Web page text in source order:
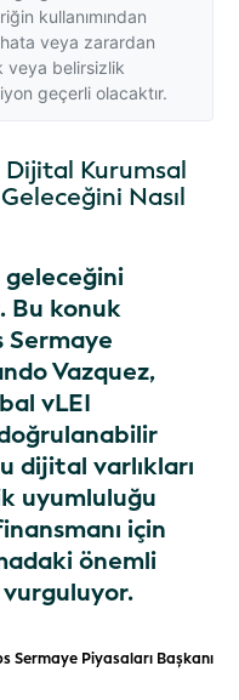
kullanımından
veya zarardan
veya belirsizlik
geçerli olacaktır.
Kurumsal
Nasıl
Bu konuk
Sermaye
Vazquez,
vLEI
dijital varlıkları
uyumluluğu
için
önemli
Sermaye Piyasaları Başkanı